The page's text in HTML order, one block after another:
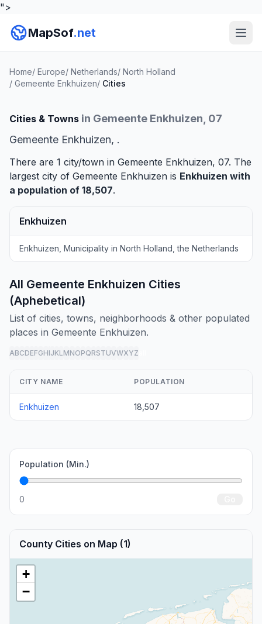
">
MapSof.net
Home/ Europe/ Netherlands/ North Holland
/ Gemeente Enkhuizen/ Cities
Cities & Towns in Gemeente Enkhuizen, 07
Gemeente Enkhuizen, .
There are 1 city/town in Gemeente Enkhuizen, 07. The
largest city of Gemeente Enkhuizen is Enkhuizen with
a population of 18,507.
Enkhuizen
Enkhuizen, Municipality in North Holland, the Netherlands
All Gemeente Enkhuizen Cities
(Aphebetical)
List of cities, towns, neighborhoods & other populated
places in Gemeente Enkhuizen.
ABCDEFGHIJKLMNOPQRSTUVWXYZ
CITY NAME POPULATION
Enkhuizen 18,507
Population (Min.)
0
County Cities on Map (1)
+
−